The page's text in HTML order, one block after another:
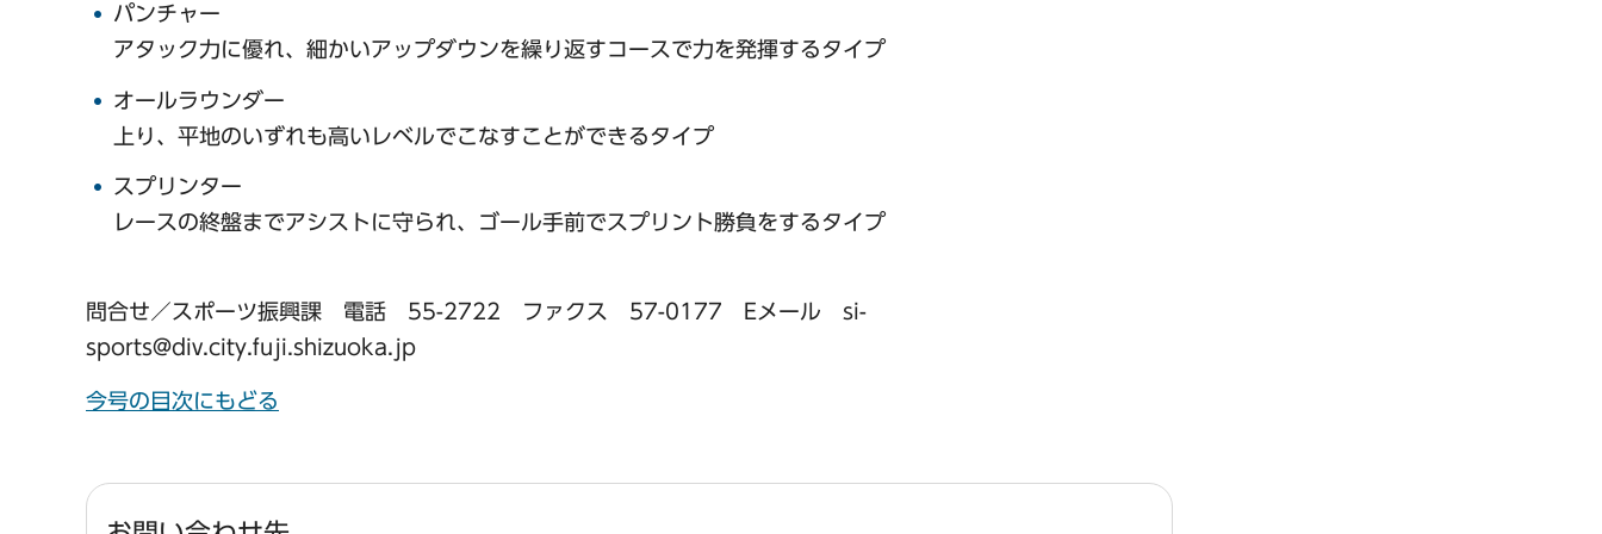
パンチャー
アタック力に優れ、細かいアップダウンを繰り返すコースで力を発揮するタイプ
オールラウンダー
上り、平地のいずれも高いレベルでこなすことができるタイプ
スプリンター
レースの終盤までアシストに守られ、ゴール手前でスプリント勝負をするタイプ
問合せ／スポーツ振興課 電話 55-2722 ファクス 57-0177 Eメール si-
sports@div.city.fuji.shizuoka.jp
今号の目次にもどる